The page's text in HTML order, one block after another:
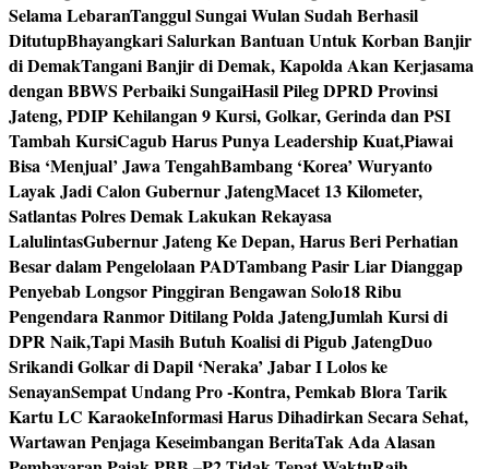
Selama LebaranTanggul Sungai Wulan Sudah Berhasil
DitutupBhayangkari Salurkan Bantuan Untuk Korban Banjir
di DemakTangani Banjir di Demak, Kapolda Akan Kerjasama
dengan BBWS Perbaiki SungaiHasil Pileg DPRD Provinsi
Jateng, PDIP Kehilangan 9 Kursi, Golkar, Gerinda dan PSI
Tambah KursiCagub Harus Punya Leadership Kuat,Piawai
Bisa ‘Menjual’ Jawa TengahBambang ‘Korea’ Wuryanto
Layak Jadi Calon Gubernur JatengMacet 13 Kilometer,
Satlantas Polres Demak Lakukan Rekayasa
LalulintasGubernur Jateng Ke Depan, Harus Beri Perhatian
Besar dalam Pengelolaan PADTambang Pasir Liar Dianggap
Penyebab Longsor Pinggiran Bengawan Solo18 Ribu
Pengendara Ranmor Ditilang Polda JatengJumlah Kursi di
DPR Naik,Tapi Masih Butuh Koalisi di Pigub JatengDuo
Srikandi Golkar di Dapil ‘Neraka’ Jabar I Lolos ke
SenayanSempat Undang Pro -Kontra, Pemkab Blora Tarik
Kartu LC KaraokeInformasi Harus Dihadirkan Secara Sehat,
Wartawan Penjaga Keseimbangan BeritaTak Ada Alasan